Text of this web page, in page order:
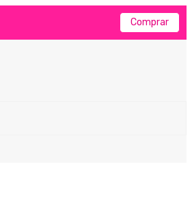
Comprar